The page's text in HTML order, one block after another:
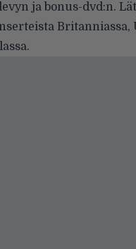
ja bonus-dvd:n.
Britanniassa,